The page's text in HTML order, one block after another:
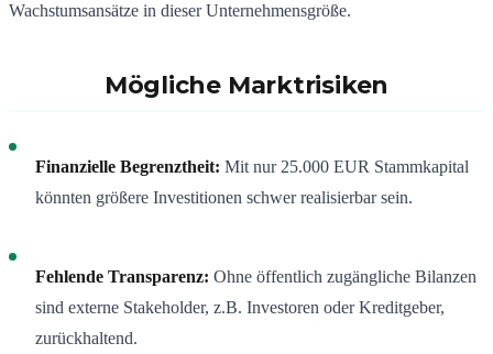
Wachstumsansätze in dieser Unternehmensgröße.
Mögliche Marktrisiken
Finanzielle Begrenztheit: Mit nur 25.000 EUR Stammkapital
könnten größere Investitionen schwer realisierbar sein.
Fehlende Transparenz: Ohne öffentlich zugängliche Bilanzen
sind externe Stakeholder, z.B. Investoren oder Kreditgeber,
zurückhaltend.